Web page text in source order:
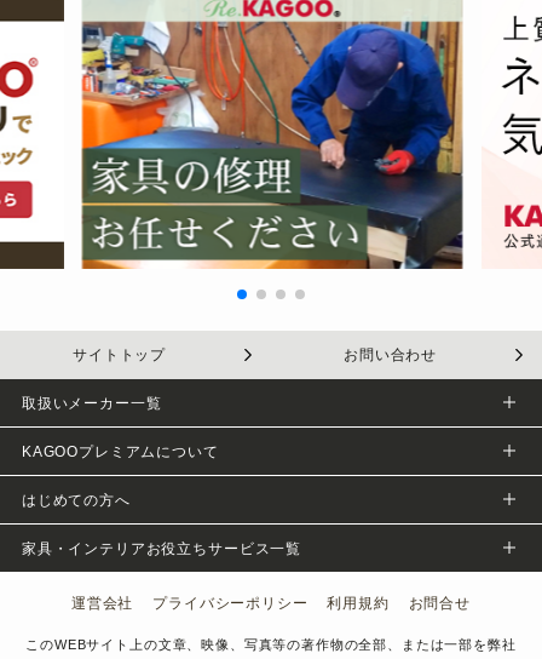
サイトトップ お問い合わせ
取扱いメーカー一覧
KAGOOプレミアムについて
会社概要
はじめての方へ
KAGOOについて
家具・インテリアお役立ちサービス一覧
家具・住まいの修理紹介サービス|Re:KAGOO
運営会社 プライバシーポリシー 利用規約 お問合せ
このWEBサイト上の文章、映像、写真等の著作物の全部、または一部を弊社